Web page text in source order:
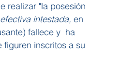
realizar "la posesión
intestada, en
fallece y  ha
figuren inscritos a su